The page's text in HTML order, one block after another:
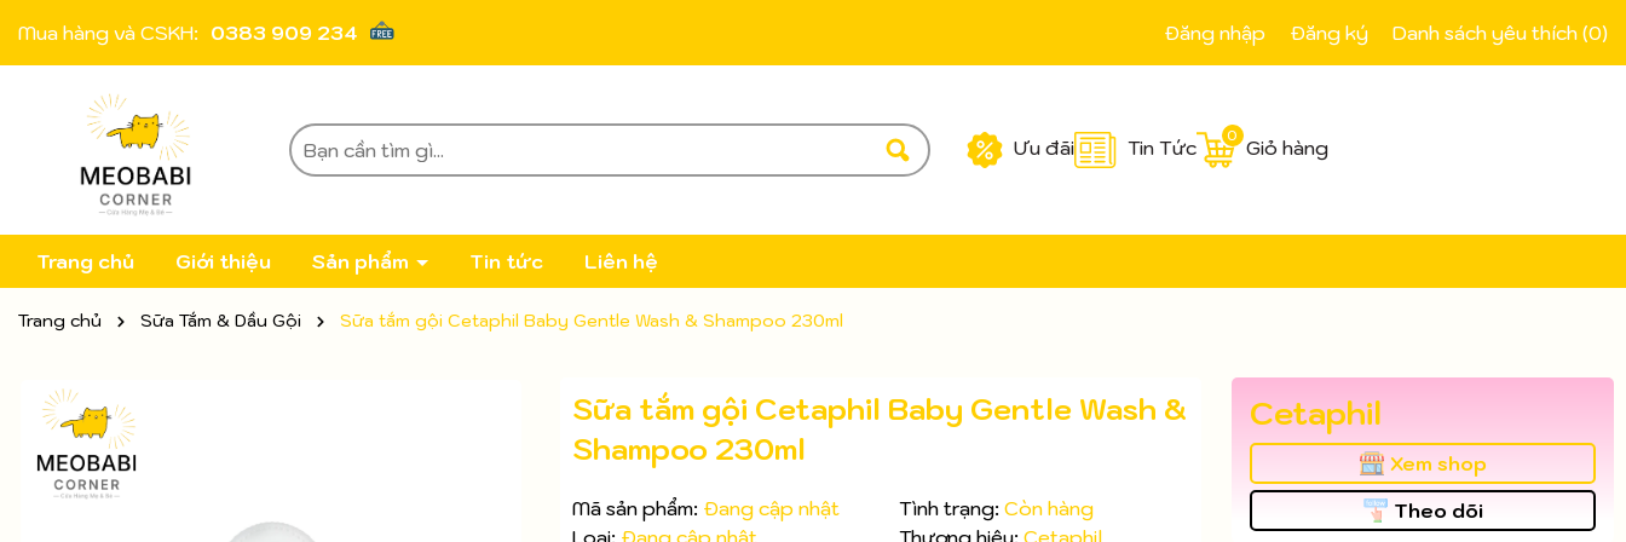
Mua hàng và CSKH: 0383 909 234 Đăng nhập Đăng ký Danh sách yêu thích (0)
Ưu đãi Tin Tức Giỏ hàng
0
Trang chủ Giới thiệu Sản phẩm Tin tức Liên hệ
Trang chủ Sữa Tắm & Dầu Gội Sữa tắm gội Cetaphil Baby Gentle Wash & Shampoo 230ml
Sữa tắm gội Cetaphil Baby Gentle Wash &
Shampoo 230ml
Mã sản phẩm: Đang cập nhật Tình trạng: Còn hàng
Loại: Đang cập nhật Thương hiệu: Cetaphil
Cetaphil
Xem shop
Theo dõi